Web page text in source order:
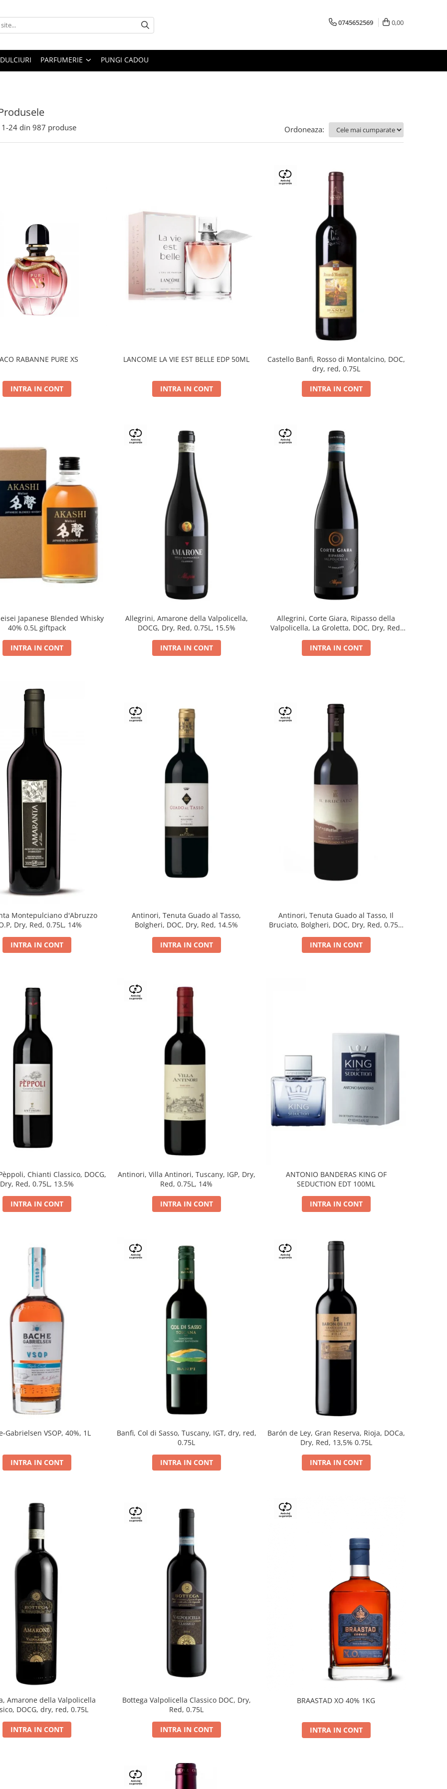
0745652569 0,00
DULCIURI PARFUMERIE PUNGI CADOU
1-24 din 987 produse Ordoneaza:
RABANNE PURE XS
INTRA IN CONT
LANCOME LA VIE EST BELLE EDP 50ML
INTRA IN CONT
Castello Banfi, Rosso di Montalcino, DOC,
dry, red, 0.75L
INTRA IN CONT
Japanese Blended Whisky
40% 0.5L giftpack
INTRA IN CONT
Allegrini, Amarone della Valpolicella,
DOCG, Dry, Red, 0.75L, 15.5%
INTRA IN CONT
Allegrini, Corte Giara, Ripasso della
Valpolicella, La Groletta, DOC, Dry, Red,
INTRA IN CONT
Montepulciano d'Abruzzo
Dry, Red, 0.75L, 14%
INTRA IN CONT
Antinori, Tenuta Guado al Tasso,
Bolgheri, DOC, Dry, Red, 14.5%
INTRA IN CONT
Antinori, Tenuta Guado al Tasso, Il
Bruciato, Bolgheri, DOC, Dry, Red, 0.75L,
INTRA IN CONT
Chianti Classico, DOCG,
Dry, Red, 0.75L, 13.5%
INTRA IN CONT
Antinori, Villa Antinori, Tuscany, IGP, Dry,
Red, 0.75L, 14%
INTRA IN CONT
ANTONIO BANDERAS KING OF
SEDUCTION EDT 100ML
INTRA IN CONT
Gabrielsen VSOP, 40%, 1L
INTRA IN CONT
Banfi, Col di Sasso, Tuscany, IGT, dry, red,
0.75L
INTRA IN CONT
Barón de Ley, Gran Reserva, Rioja, DOCa,
Dry, Red, 13,5% 0.75L
INTRA IN CONT
Amarone della Valpolicella
DOCG, dry, red, 0.75L
INTRA IN CONT
Bottega Valpolicella Classico DOC, Dry,
Red, 0.75L
INTRA IN CONT
BRAASTAD XO 40% 1KG
INTRA IN CONT